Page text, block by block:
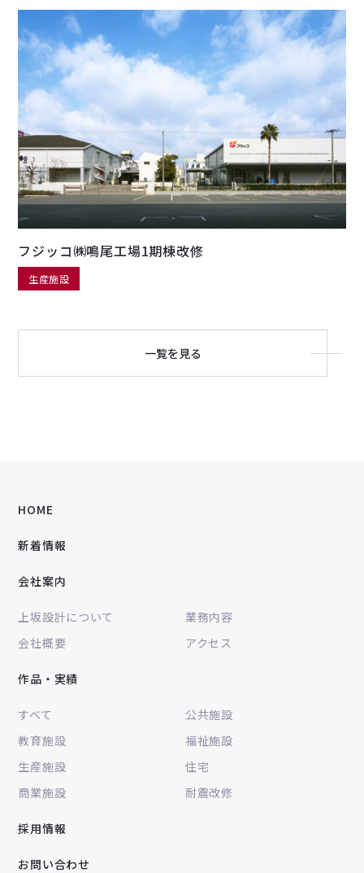
フジッコ㈱鳴尾工場1期棟改修
生産施設
一覧を見る
HOME
新着情報
会社案内
上坂設計について
業務内容
会社概要
アクセス
作品・実績
すべて
公共施設
教育施設
福祉施設
生産施設
住宅
商業施設
耐震改修
採用情報
お問い合わせ